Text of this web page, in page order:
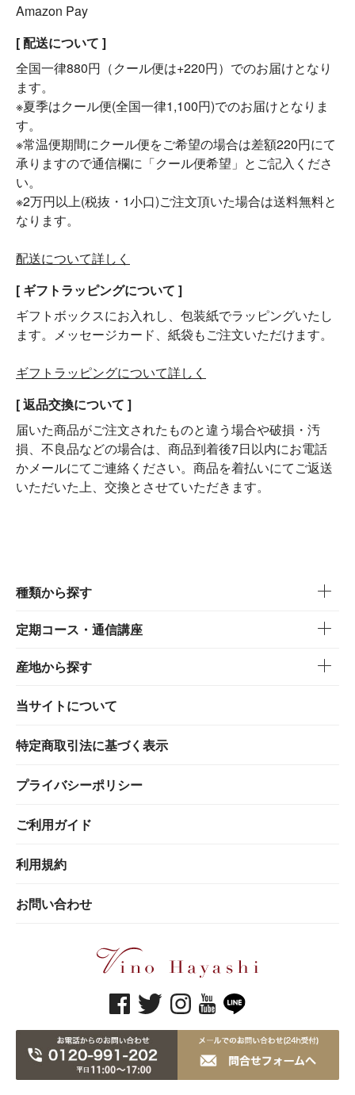
Amazon Pay
[ 配送について ]
全国一律880円（クール便は+220円）でのお届けとなり
ます。
※夏季はクール便(全国一律1,100円)でのお届けとなりま
す。
※常温便期間にクール便をご希望の場合は差額220円にて
承りますので通信欄に「クール便希望」とご記入くださ
い。
※2万円以上(税抜・1小口)ご注文頂いた場合は送料無料と
なります。
配送について詳しく
[ ギフトラッピングについて ]
ギフトボックスにお入れし、包装紙でラッピングいたし
ます。メッセージカード、紙袋もご注文いただけます。
ギフトラッピングについて詳しく
[ 返品交換について ]
届いた商品がご注文されたものと違う場合や破損・汚
損、不良品などの場合は、商品到着後7日以内にお電話
かメールにてご連絡ください。商品を着払いにてご返送
いただいた上、交換とさせていただきます。
種類から探す
定期コース・通信講座
産地から探す
当サイトについて
特定商取引法に基づく表示
プライバシーポリシー
ご利用ガイド
利用規約
お問い合わせ